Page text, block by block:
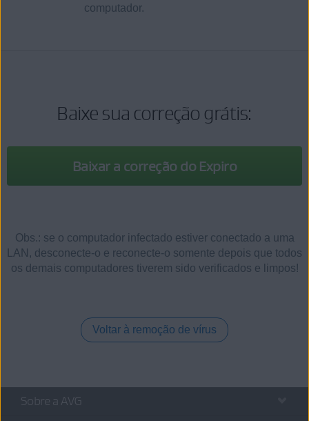
computador.
Baixe sua correção grátis:
Baixar a correção do Expiro
Obs.: se o computador infectado estiver conectado a uma
LAN, desconecte-o e reconecte-o somente depois que todos
os demais computadores tiverem sido verificados e limpos!
Voltar à remoção de vírus
Sobre a AVG